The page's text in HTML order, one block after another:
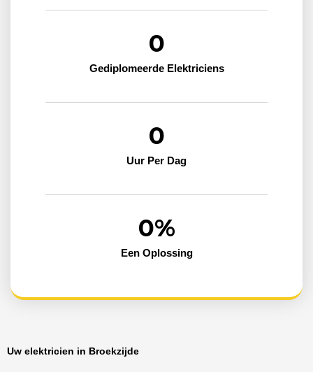
Gediplomeerde Elektriciens
0
Uur Per Dag
0
Een Oplossing
0%
Uw elektricien in Broekzijde